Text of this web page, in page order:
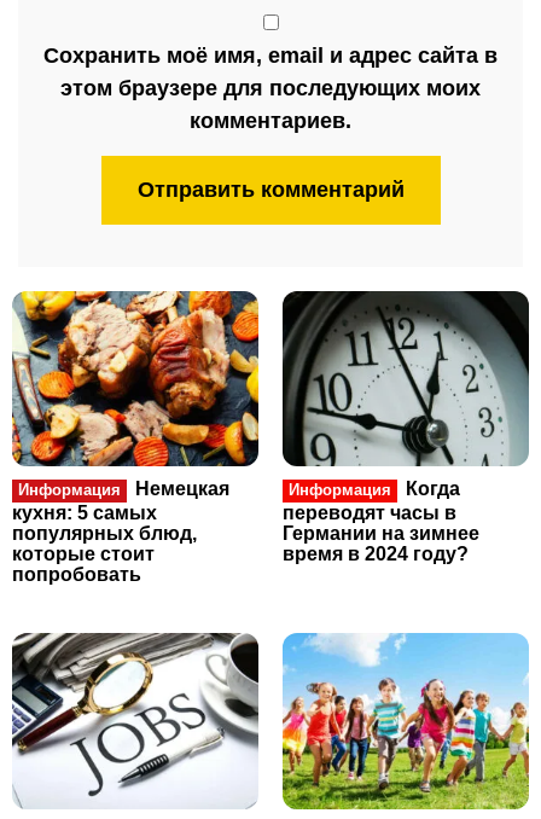
Сохранить моё имя, email и адрес сайта в
этом браузере для последующих моих
комментариев.
Информация
Немецкая
кухня: 5 самых
популярных блюд,
которые стоит
попробовать
Информация
Когда
переводят часы в
Германии на зимнее
время в 2024 году?